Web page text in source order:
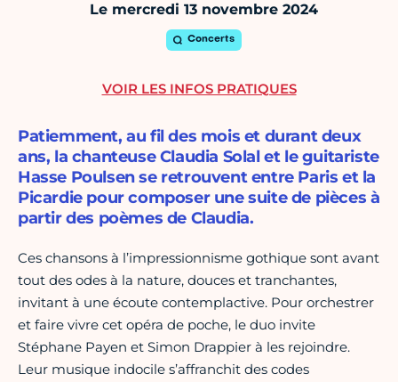
Le mercredi 13 novembre 2024
Concerts
Patiemment, au fil des mois et durant deux
ans, la chanteuse Claudia Solal et le guitariste
Hasse Poulsen se retrouvent entre Paris et la
Picardie pour composer une suite de pièces à
partir des poèmes de Claudia.
Ces chansons à l’impressionnisme gothique sont avant
tout des odes à la nature, douces et tranchantes,
invitant à une écoute contemplactive. Pour orchestrer
et faire vivre cet opéra de poche, le duo invite
Stéphane Payen et Simon Drappier à les rejoindre.
Leur musique indocile s’affranchit des codes
VOIR LES INFOS PRATIQUES